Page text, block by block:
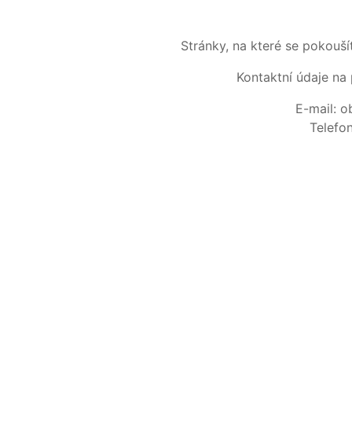
Stránky, na které se
Kontaktní údaje
E-mail: